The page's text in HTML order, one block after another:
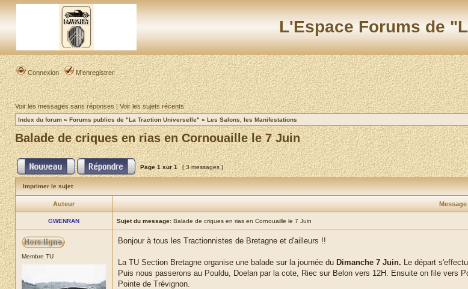
L'Espace Forums de
Connexion M’enregistrer
Voir les messages sans réponses|Voir les sujets récents
Index du forum » Forums publics de "La Traction Universelle" » Les Salons, les Manifestations
Balade de criques en rias en Cornouaille le 7 Juin
Page1sur1 [ 3 messages ]
Imprimer le sujet
Auteur Message
GWENRAN Sujet du message: Balade de criques en rias en Cornouaille le 7 Juin
Membre TU
Bonjour à tous les Tractionnistes de Bretagne et d'ailleurs !!
La TU Section Bretagne organise une balade sur la journée du Dimanche 7 Juin. Le départ
Puis nous passerons au Pouldu, Doelan par la cote, Riec sur Belon vers 12H. Ensuite on file
Pointe de Trévignon.